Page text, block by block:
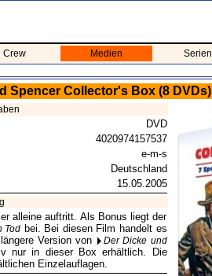
Crew Medien Serien
Spencer Collector's Box (8 DVDs)
DVD
4020974157537
e-m-s
Deutschland
15.05.2005
alleine auftritt. Als Bonus liegt der
Tod bei. Bei diesen Film handelt es
Version von
Der Dicke und
nur in dieser Box erhältlich. Die
Einzelauflagen.